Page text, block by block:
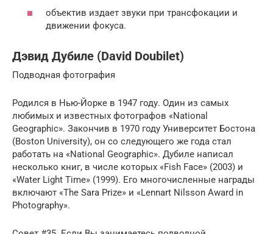
объектив издает звуки при трансфокации и
движении фокуса.
Дэвид Дубиле (David Doubilet)
Подводная фотография
Родился в Нью-Йорке в 1947 году. Один из самых
любимых и известных фотографов «National
Geographic». Закончив в 1970 году Университет Бостона
(Boston University), он со следующего же года стал
работать на «National Geographic». Дубиле написал
несколько книг, в числе которых «Fish Face» (2003) и
«Water Light Time» (1999). Его многочисленные награды
включают «The Sara Prize» и «Lennart Nilsson Award in
Photography».